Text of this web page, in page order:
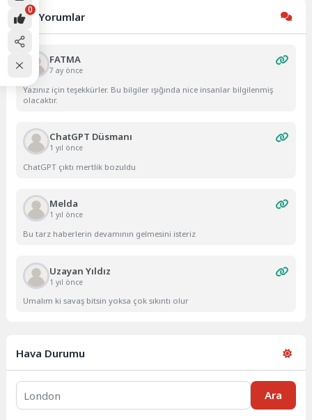
Son Yorumlar
FATMA
7 ay önce
Yazınız için teşekkürler. Bu bilgiler ışığında nice insanlar bilgilenmiş
olacaktır.
ChatGPT Düsmanı
1 yıl önce
ChatGPT çıktı mertlik bozuldu
Melda
1 yıl önce
Bu tarz haberlerin devamının gelmesini isteriz
Uzayan Yıldız
1 yıl önce
Umalım ki savaş bitsin yoksa çok sıkıntı olur
Hava Durumu
Ara
0